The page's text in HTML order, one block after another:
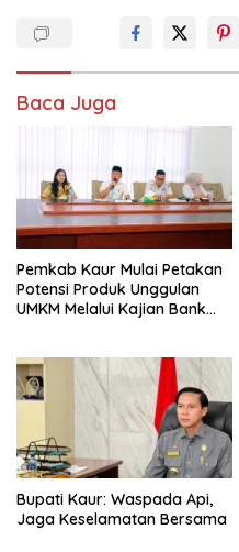
Baca Juga
Pemkab Kaur Mulai Petakan
Potensi Produk Unggulan
UMKM Melalui Kajian Bank
Bupati Kaur: Waspada Api,
Jaga Keselamatan Bersama